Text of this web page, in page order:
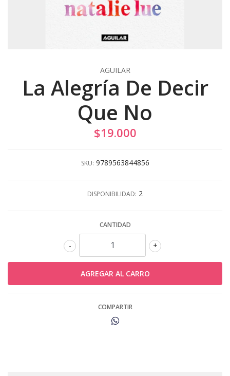
AGUILAR
La Alegría De Decir
Que No
$19.000
SKU: 9789563844856
DISPONIBILIDAD: 2
CANTIDAD
+
-
COMPARTIR